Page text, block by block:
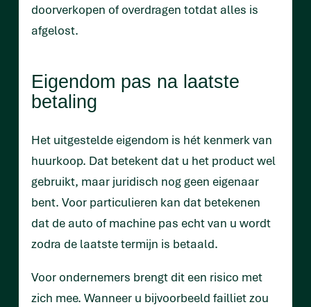
doorverkopen of overdragen totdat alles is
afgelost.
Eigendom pas na laatste
betaling
Het uitgestelde eigendom is hét kenmerk van
huurkoop. Dat betekent dat u het product wel
gebruikt, maar juridisch nog geen eigenaar
bent. Voor particulieren kan dat betekenen
dat de auto of machine pas echt van u wordt
zodra de laatste termijn is betaald.
Voor ondernemers brengt dit een risico met
zich mee. Wanneer u bijvoorbeeld failliet zou